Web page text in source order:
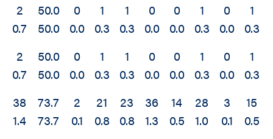
2
0.7
50.0
50.0
0
0.0
1
0.3
1
0.3
0
0.0
0
0.0
1
0.3
0
0.0
1
0.3
2
0.7
50.0
50.0
0
0.0
1
0.3
1
0.3
0
0.0
0
0.0
1
0.3
0
0.0
1
0.3
38
1.4
73.7
73.7
2
0.1
21
0.8
23
0.8
36
1.3
14
0.5
28
1.0
3
0.1
15
0.5